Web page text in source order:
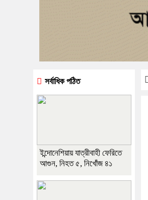
সর্বাধিক পঠিত
ইন্দোনেশিয়ায় যাত্রীবাহী ফেরিতে
আগুন, নিহত ৫, নিখোঁজ ৪১